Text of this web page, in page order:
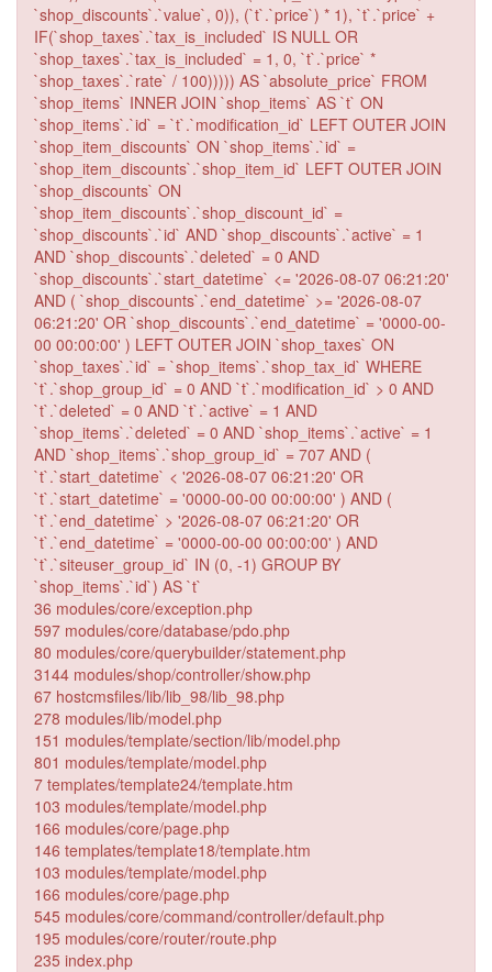
`shop_discounts`.`value`, 0)), (`t`.`price`) * 1), `t`.`price` +
IF(`shop_taxes`.`tax_is_included` IS NULL OR
`shop_taxes`.`tax_is_included` = 1, 0, `t`.`price` *
`shop_taxes`.`rate` / 100))))) AS `absolute_price` FROM
`shop_items` INNER JOIN `shop_items` AS `t` ON
`shop_items`.`id` = `t`.`modification_id` LEFT OUTER JOIN
`shop_item_discounts` ON `shop_items`.`id` =
`shop_item_discounts`.`shop_item_id` LEFT OUTER JOIN
`shop_discounts` ON
`shop_item_discounts`.`shop_discount_id` =
`shop_discounts`.`id` AND `shop_discounts`.`active` = 1
AND `shop_discounts`.`deleted` = 0 AND
`shop_discounts`.`start_datetime` <= '2026-08-07 06:21:20'
AND ( `shop_discounts`.`end_datetime` >= '2026-08-07
06:21:20' OR `shop_discounts`.`end_datetime` = '0000-00-
00 00:00:00' ) LEFT OUTER JOIN `shop_taxes` ON
`shop_taxes`.`id` = `shop_items`.`shop_tax_id` WHERE
`t`.`shop_group_id` = 0 AND `t`.`modification_id` > 0 AND
`t`.`deleted` = 0 AND `t`.`active` = 1 AND
`shop_items`.`deleted` = 0 AND `shop_items`.`active` = 1
AND `shop_items`.`shop_group_id` = 707 AND (
`t`.`start_datetime` < '2026-08-07 06:21:20' OR
`t`.`start_datetime` = '0000-00-00 00:00:00' ) AND (
`t`.`end_datetime` > '2026-08-07 06:21:20' OR
`t`.`end_datetime` = '0000-00-00 00:00:00' ) AND
`t`.`siteuser_group_id` IN (0, -1) GROUP BY
`shop_items`.`id`) AS `t`
36 modules/core/exception.php
597 modules/core/database/pdo.php
80 modules/core/querybuilder/statement.php
3144 modules/shop/controller/show.php
67 hostcmsfiles/lib/lib_98/lib_98.php
278 modules/lib/model.php
151 modules/template/section/lib/model.php
801 modules/template/model.php
7 templates/template24/template.htm
103 modules/template/model.php
166 modules/core/page.php
146 templates/template18/template.htm
103 modules/template/model.php
166 modules/core/page.php
545 modules/core/command/controller/default.php
195 modules/core/router/route.php
235 index.php